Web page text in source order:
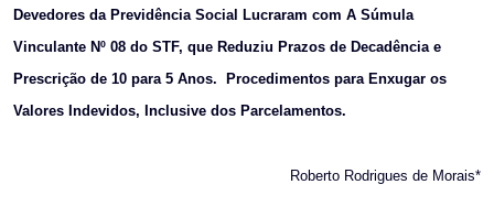
Devedores da Previdência Social Lucraram com A Súmula
Vinculante Nº 08 do STF, que Reduziu Prazos de Decadência e
Prescrição de 10 para 5 Anos.
Procedimentos para Enxugar os
Valores Indevidos, Inclusive dos Parcelamentos.
Roberto Rodrigues de Morais*